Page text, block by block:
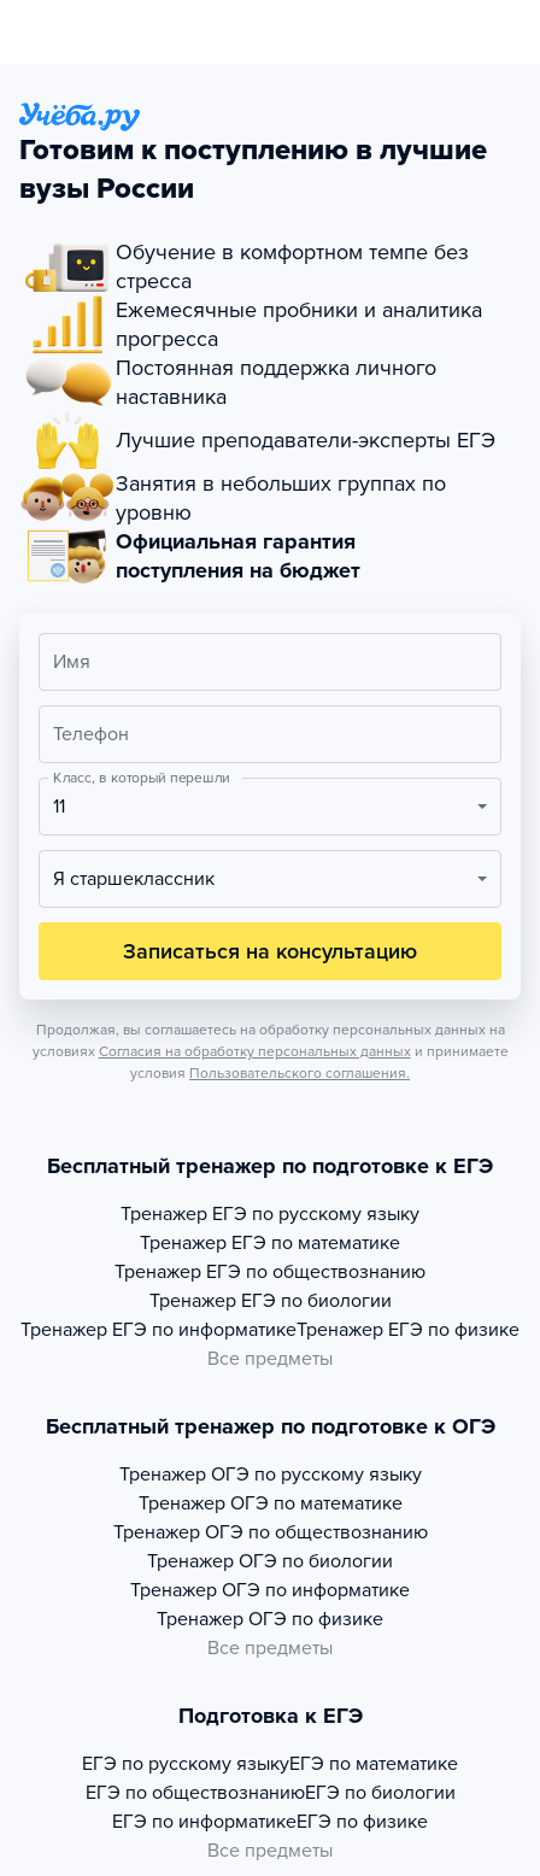
Готовим к поступлению в лучшие
вузы России
Обучение в комфортном темпе без
стресса
Ежемесячные пробники и аналитика
прогресса
Постоянная поддержка личного
наставника
Лучшие преподаватели-эксперты ЕГЭ
Занятия в небольших группах по
уровню
Официальная гарантия
поступления на бюджет
Имя
Телефон
Класс, в который перешли
11
Я старшеклассник
Записаться на консультацию
Продолжая, вы соглашаетесь на обработку персональных данных на
условиях Согласия на обработку персональных данных и принимаете
условия Пользовательского соглашения.
Бесплатный тренажер по подготовке к ЕГЭ
Тренажер ЕГЭ по русскому языку
Тренажер ЕГЭ по математике
Тренажер ЕГЭ по обществознанию
Тренажер ЕГЭ по биологии
Тренажер ЕГЭ по информатикеТренажер ЕГЭ по физике
Все предметы
Бесплатный тренажер по подготовке к ОГЭ
Тренажер ОГЭ по русскому языку
Тренажер ОГЭ по математике
Тренажер ОГЭ по обществознанию
Тренажер ОГЭ по биологии
Тренажер ОГЭ по информатике
Тренажер ОГЭ по физике
Все предметы
Подготовка к ЕГЭ
ЕГЭ по русскому языкуЕГЭ по математике
ЕГЭ по обществознаниюЕГЭ по биологии
ЕГЭ по информатикеЕГЭ по физике
Все предметы